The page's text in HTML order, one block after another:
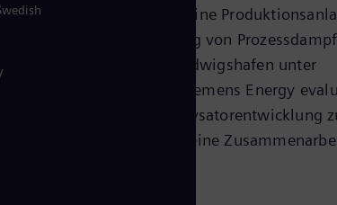
Wärmepumpe in eine
Abwärme zur Erzeugung von
Netzes am Standort Ludwigshafen unter
Produktportfolios von Siemens Energy
System- und Katalysatorentwicklung
Elektrolyse) sowie eine